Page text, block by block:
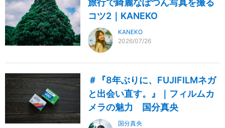
旅行で綺麗なぽつん写真を撮る
コツ2｜KANEKO
KANEKO
2026/07/26
＃『8年ぶりに、FUJIFILMネガ
と出会い直す。』｜フィルムカ
メラの魅力 国分真央
国分真央